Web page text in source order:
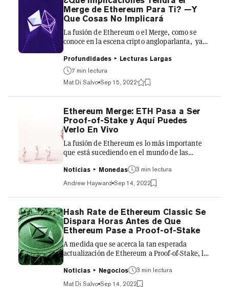
datos de CoinGecko, ETH ha bajado casi un 8%
en las últimas 24 horas hasta un precio actual
de 1.485 dólares. Se trata de una caída más
pronunciada que la de...
Merge de Ethereum Para Ti? —Y
Que Cosas No Implicará
La fusión de Ethereum o el Merge, como se
conoce en la escena cripto angloparlanta, ya
actualización a la segunda mayor
criptomoneda por capitalización de mercado
tenga lugar esta noche, según las estimaciones
actuales. Entonces, ¿qué significa esto para ti,
el usuario común o el inversonista? Tanto si
tienes los ahorros de toda tu vida en el activo
como si sólo tienes 0,01 ETH, el paso de la red
de una blockchain proof-of-work a una proof-of-
stake hará...
Profundidades
Lecturas Largas
7 min lectura
Mat Di Salvo Sep 15, 2022
Ethereum Merge: ETH Pasa a Ser
Proof-of-Stake y Aquí Puedes
Verlo En Vivo
La fusión de Ethereum es lo más importante
que está sucediendo en el mundo de las
actualmente prevista para alrededor de las 10
p.m. PT en la Costa Oeste de EEUU y Baja
California, Mexico; o la 1 a.m. ET del jueves
para los habitantes de la zona de Quintana Roo
en Mexico, así como Ecuador, Colombia, Perú,
parte de Brasil y la Costa Este de EEUU. Si has
estado esperando el cambio de Ethereum a un
modelo ecológico y quieres quedarte despierto
hasta tarde para...
Noticias Monedas
3 min lectura
Andrew Hayward Sep 14, 2022
Hash Rate de Ethereum Classic Se
Dispara Horas Antes de Que
Ethereum Pase a Proof-of-Stake
A medida que se acerca la tan esperada
actualización de Ethereum a Proof-of-Stake, los
de sus equipos para minar Ethereum Classic.
Ethereum va a poner fin a la minería en su red
Noticias Negocios
3 min lectura
Mat Di Salvo Sep 14, 2022